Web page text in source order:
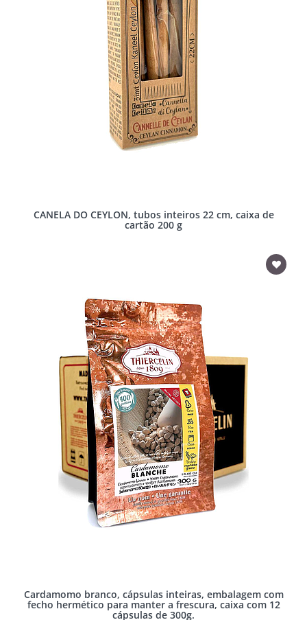
CANELA DO CEYLON, tubos inteiros 22 cm, caixa de
cartão 200 g
Cardamomo branco, cápsulas inteiras, embalagem com
fecho hermético para manter a frescura, caixa com 12
cápsulas de 300g.